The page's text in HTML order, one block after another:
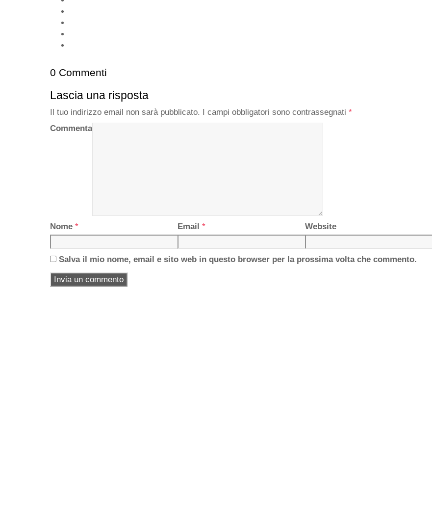
0 Commenti
Lascia una risposta
Il tuo indirizzo email non sarà pubblicato. I campi obbligatori sono contrassegnati *
Commenta
Nome * Email * Website
Salva il mio nome, email e sito web in questo browser per la prossima volta che commento.